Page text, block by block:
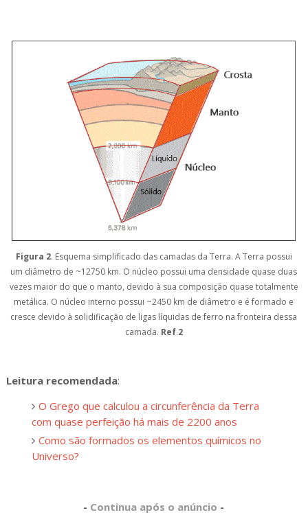
Figura 2. Esquema simplificado das camadas da Terra. A Terra possui
um diâmetro de ~12750 km. O núcleo possui uma densidade quase duas
vezes maior do que o manto, devido à sua composição quase totalmente
metálica. O núcleo interno possui ~2450 km de diâmetro e é formado e
cresce devido à solidificação de ligas líquidas de ferro na fronteira dessa
camada. Ref.2
Leitura recomendada:
O Grego que calculou a circunferência da Terra
com quase perfeição há mais de 2200 anos
Como são formados os elementos químicos no
Universo?
- Continua após o anúncio -